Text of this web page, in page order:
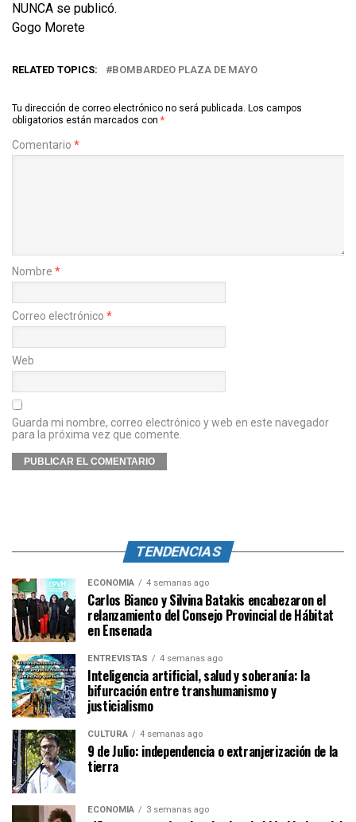
NUNCA se publicó.
Gogo Morete
RELATED TOPICS: BOMBARDEO PLAZA DE MAYO
Tu dirección de correo electrónico no será publicada. Los campos
obligatorios están marcados con *
Comentario *
Nombre *
Correo electrónico *
Web
Guarda mi nombre, correo electrónico y web en este navegador
para la próxima vez que comente.
TENDENCIAS
ECONOMÍA 4 semanas ago
Carlos Bianco y Silvina Batakis encabezaron el
relanzamiento del Consejo Provincial de Hábitat
en Ensenada
ENTREVISTAS 4 semanas ago
Inteligencia artificial, salud y soberanía: la
bifurcación entre transhumanismo y
justicialismo
CULTURA 4 semanas ago
9 de Julio: independencia o extranjerización de la
tierra
ECONOMÍA 3 semanas ago